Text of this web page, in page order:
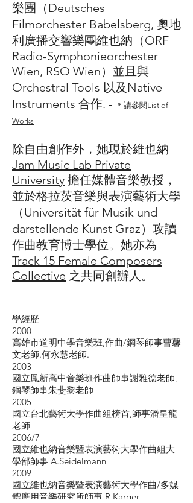
樂團（Deutsches
Filmorchester Babelsberg, 奧地
利廣播交響樂團維也納（ORF
Radio-Symphonieorchester
Wien, RSO Wien）並且與
Orchestral Tools 以及Native
Instruments 合作. -
＊請參閱List of
Works
除自由創作外，她現於維也納
Jam Music Lab Private
University 擔任媒體音樂教授，
並於格拉茨音樂與表演藝術大學
（Universität für Musik und
darstellende Kunst Graz）攻讀
作曲教育博士學位。她亦為
Track 15 Female Composers
Collective 之共同創辦人。
學經歷
2000
高雄市道明中學音樂班,作曲/鋼琴師事曹馨
文老師.何永慧老師.
2003
國立鳳新高中音樂班作曲師事謝雅德老師,
鋼琴師事朱斐黎老師
2005
國立台北藝術大學作曲組榜首,師事潘皇龍
老師
2006/7
國立維也納音樂暨表演藝術大學作曲組大
學部師事 A.Seidelmann
2009
國立維也納音樂暨表演藝術大學作曲/多媒
體應用音樂研究所師事 R.Karger